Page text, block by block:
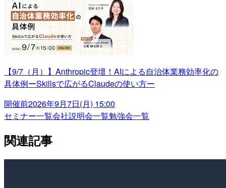
【9/7（月）】Anthropic登壇！AIによる自治体業務効率化の
具体例ーSkillsで広がるClaudeの使い方ー
開催前2026年9月7日(月) 15:00
セミナー一覧会社説明会一覧勉強会一覧
関連記事